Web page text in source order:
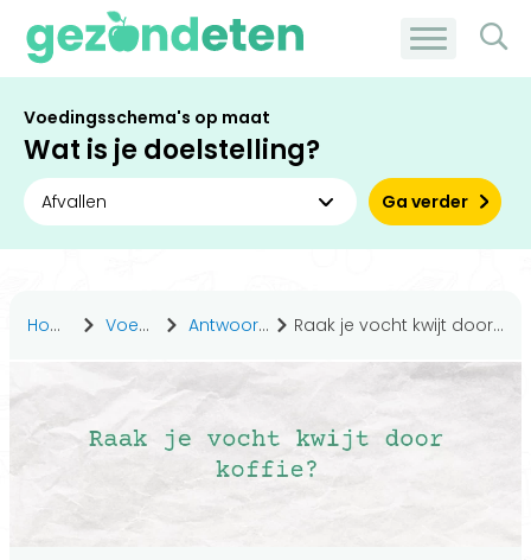
Voedingsschema's op maat
Wat is je doelstelling?
Ga verder
Home Voeding Antwoorden Raak je vocht kwijt door koffie?